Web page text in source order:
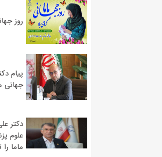
روز
پیام
جهانی
دکتر
علوم
ماما